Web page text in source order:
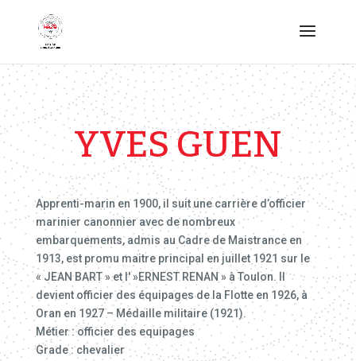
YVES GUEN
Apprenti-marin en 1900, il suit une carrière d’officier
marinier canonnier avec de nombreux
embarquements, admis au Cadre de Maistrance en
1913, est promu maitre principal en juillet 1921 sur le
« JEAN BART » et l' »ERNEST RENAN » à Toulon. Il
devient officier des équipages de la Flotte en 1926, à
Oran en 1927 – Médaille militaire (1921).
Métier : officier des equipages
Grade : chevalier